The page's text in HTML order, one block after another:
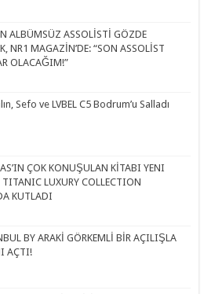
ALBÜMSÜZ ASSOLİSTİ GÖZDE
NR1 MAGAZİN’DE: “SON ASSOLİST
OLACAĞIM!”
Sefo ve LVBEL C5 Bodrum’u Salladı
ÇOK KONUŞULAN KİTABI YENI
LUXURY COLLECTION
KUTLADI
BY ARAKİ GÖRKEMLİ BİR AÇILIŞLA
AÇTI!